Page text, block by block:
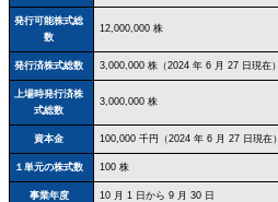
発行可能株式総
数
12,000,000 株
発行済株式総数 3,000,000 株（2024 年 6 月 27 日現在）
上場時発行済株
式総数
3,000,000 株
資本金 100,000 千円（2024 年 6 月 27 日現在）
１単元の株式数 100 株
事業年度 10 月 1 日から 9 月 30 日